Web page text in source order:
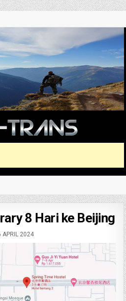
8 Hari ke Beijing
APRIL 2024